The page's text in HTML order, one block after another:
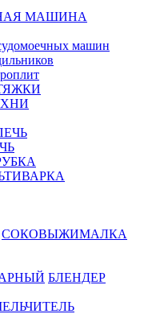
МАШИНА
машин
СОКОВЫЖИМАЛКА
БЛЕНДЕР